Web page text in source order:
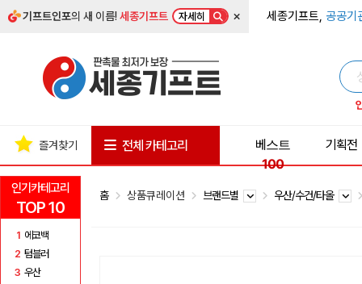
기프트인포의 새 이름!세종기프트 자세히 × 세종기프트, 공공기
인기카테고리
TOP 10
1 에코백
2 텀블러
3 우산
즐겨찾기 전체 카테고리
베스트
100
기획전
홈 상품큐레이션 브랜드별 우산/수건/타올